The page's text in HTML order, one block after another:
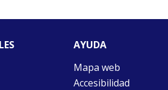
AYUDA
Mapa web
Accesibilidad